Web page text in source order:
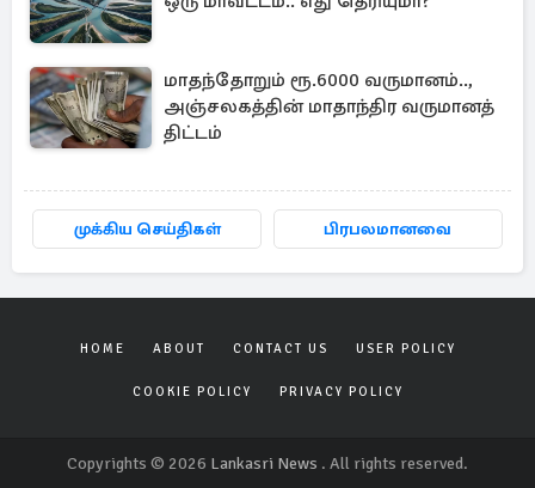
மாதந்தோறும் ரூ.6000 வருமானம்..,
அஞ்சலகத்தின் மாதாந்திர வருமானத்
திட்டம்
முக்கிய செய்திகள் பிரபலமானவை
HOME ABOUT CONTACT US USER POLICY
COOKIE POLICY PRIVACY POLICY
Copyrights © 2026 Lankasri News . All rights reserved.